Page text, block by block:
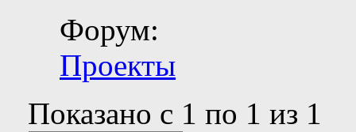
Форум:
Проекты
Показано с 1 по 1 из 1